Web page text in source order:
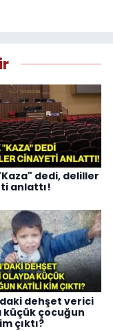
dedi, deliller
anlattı!
dehşet verici
küçük çocuğun
çıktı?